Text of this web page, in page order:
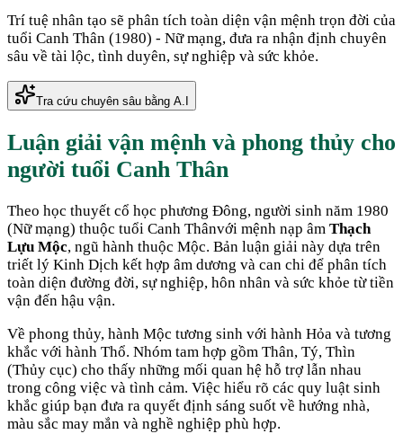
Trí tuệ nhân tạo sẽ phân tích toàn diện vận mệnh trọn đời của
tuổi Canh Thân (1980) - Nữmạng, đưa ra nhận định chuyên
sâu về tài lộc, tình duyên, sự nghiệp và sức khỏe.
Tra cứu chuyên sâu bằng A.I
Luận giải vận mệnh và phong thủy cho
người tuổi Canh Thân
Theo học thuyết cổ học phương Đông, người sinh năm 1980
(Nữ mạng) thuộc tuổi Canh Thânvới mệnh nạp âm Thạch
Lựu Mộc, ngũ hành thuộc Mộc. Bản luận giải này dựa trên
triết lý Kinh Dịch kết hợp âm dương và can chi để phân tích
toàn diện đường đời, sự nghiệp, hôn nhân và sức khỏe từ tiền
vận đến hậu vận.
Về phong thủy, hành Mộc tương sinh với hành Hỏa và tương
khắc với hành Thổ. Nhóm tam hợp gồm Thân, Tý, Thìn
(Thủy cục) cho thấy những mối quan hệ hỗ trợ lẫn nhau
trong công việc và tình cảm. Việc hiểu rõ các quy luật sinh
khắc giúp bạn đưa ra quyết định sáng suốt về hướng nhà,
màu sắc may mắn và nghề nghiệp phù hợp.